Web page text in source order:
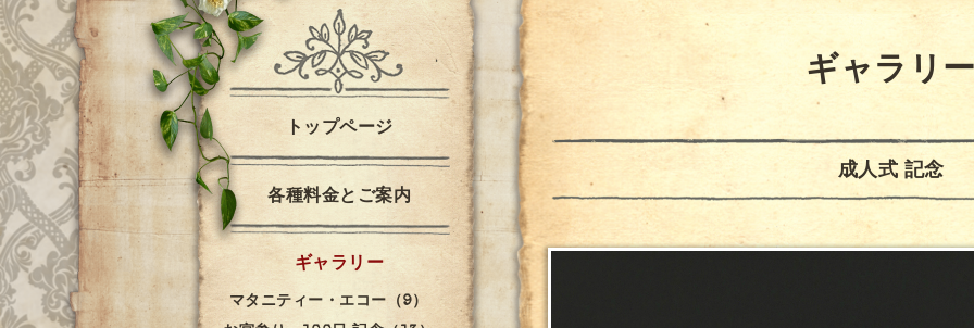
ギャラリ
成人式 記念
トップページ
各種料金とご案内
ギャラリー
マタニティー・エコー（9）